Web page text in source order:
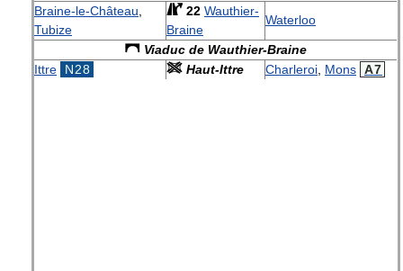
Braine-le-Château,
Tubize
22 Wauthier-
Braine
Waterloo
Viaduc de Wauthier-Braine
Ittre
N28 Haut-Ittre Charleroi, Mons A7